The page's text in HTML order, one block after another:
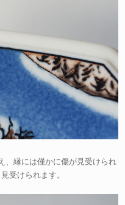
、縁には僅かに傷が見受けられ
受けられます。